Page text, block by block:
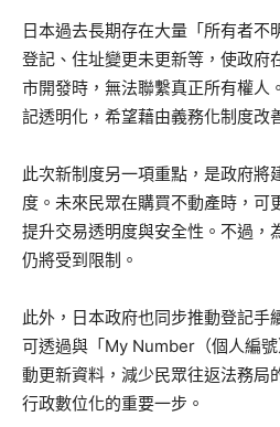
日本過去長期存在大量「所有者不
登記、住址變更未更新等，使政府
市開發時，無法聯繫真正所有權人
記透明化，希望藉由義務化制度改
此次新制度另一項重點，是政府將
度。未來民眾在購買不動產時，可
提升交易透明度與安全性。不過，
仍將受到限制。
此外，日本政府也同步推動登記手
可透過與「My Number（個人編
動更新資料，減少民眾往返法務局
行政數位化的重要一步。